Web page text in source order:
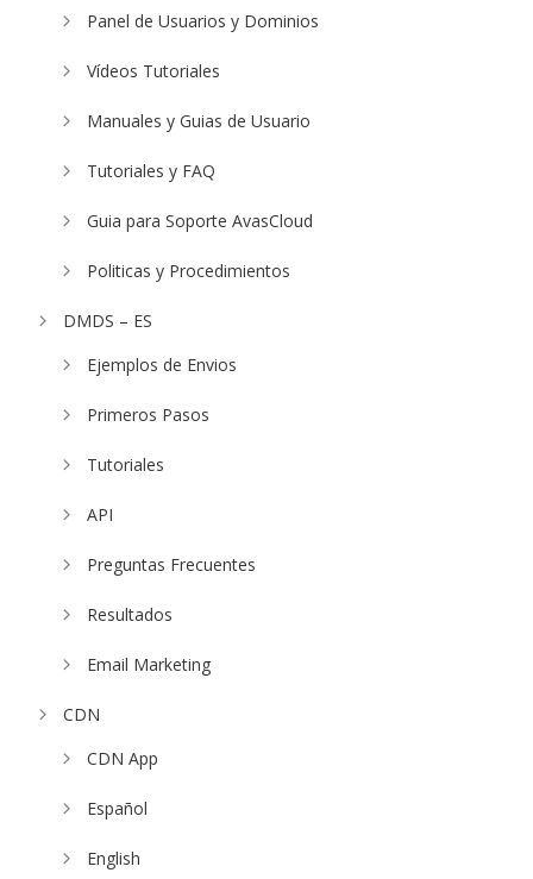
Panel de Usuarios y Dominios
Vídeos Tutoriales
Manuales y Guias de Usuario
Tutoriales y FAQ
Guia para Soporte AvasCloud
Politicas y Procedimientos
DMDS – ES
Ejemplos de Envios
Primeros Pasos
Tutoriales
API
Preguntas Frecuentes
Resultados
Email Marketing
CDN
CDN App
Español
English